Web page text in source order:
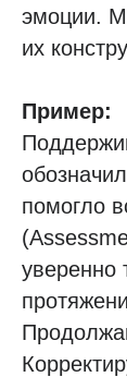
эмоции.
их
Пример:
помогло
уверенно